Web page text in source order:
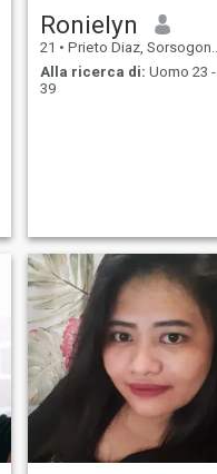
Ronielyn
21 • Prieto Diaz, Sorsogon, Filippine
Alla ricerca di: Uomo 23 -
39